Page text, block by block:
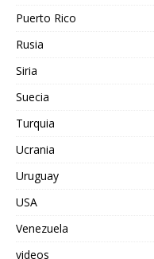
Puerto Rico
Rusia
Siria
Suecia
Turquia
Ucrania
Uruguay
USA
Venezuela
videos